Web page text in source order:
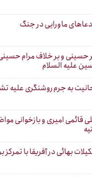
ماورایی در جنگ
حسینی و بر خلاف مرام
علیه السلام
به جرم روشنگری علیه
امیری و بازخوانی
بهائی در آفریقا با تمرکز